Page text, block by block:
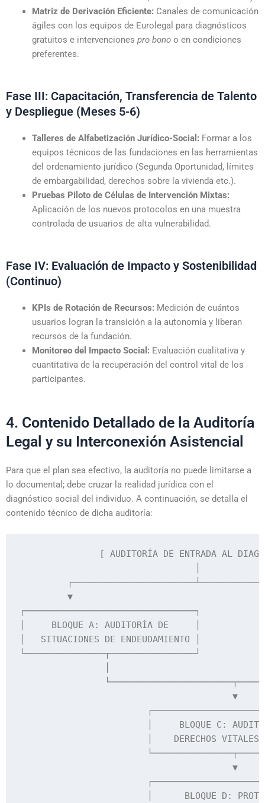
Matriz de Derivación Eficiente: Canales de comunicación
ágiles con los equipos de Eurolegal para diagnósticos
gratuitos e intervenciones pro bonoo en condiciones
preferentes.
Fase III: Capacitación, Transferencia de Talento
y Despliegue (Meses 5-6)
Talleres de Alfabetización Jurídico-Social: Formar a los
equipos técnicos de las fundaciones en las herramientas
del ordenamiento jurídico (Segunda Oportunidad, límites
de embargabilidad, derechos sobre la vivienda etc.).
Pruebas Piloto de Células de Intervención Mixtas:
Aplicación de los nuevos protocolos en una muestra
controlada de usuarios de alta vulnerabilidad.
Fase IV: Evaluación de Impacto y Sostenibilidad
(Continuo)
KPIs de Rotación de Recursos: Medición de cuántos
usuarios logran la transición a la autonomía y liberan
recursos de la fundación.
Monitoreo del Impacto Social: Evaluación cualitativa y
cuantitativa de la recuperación del control vital de los
participantes.
4. Contenido Detallado de la Auditoría
Legal y su Interconexión Asistencial
Para que el plan sea efectivo, la auditoría no puede limitarse a
lo documental; debe cruzar la realidad jurídica con el
diagnóstico social del individuo. A continuación, se detalla el
contenido técnico de dicha auditoría:
[ AUDITORÍA DE ENTRADA AL
▼
┌────────────────────────────────┐
│     BLOQUE A: AUDITORÍA DE     │
│   SITUACIONES DE ENDEUDAMIENTO │
└───────────────┬────────────────┘
                                        ▼
│     BLOQUE C:
│    DERECHOS VITALES
                                        ▼
│      BLOQUE D: